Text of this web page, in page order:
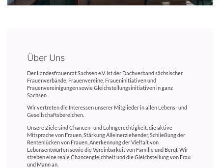
Über Uns
Der Landesfrauenrat Sachsen e.V. ist der Dachverband sächsischer
Frauenverbände, Frauenvereine, Fraueninitiativen und
Frauenvereinigungen sowie Gleichstellungsinitiativen in ganz
Sachsen.
Wir vertreten die Interessen unserer Mitglieder in allen Lebens- und
Gesellschaftsbereichen.
Unsere Ziele sind Chancen- und Lohngerechtigkeit, die aktive
Mitsprache von Frauen, Stärkung Alleinerziehender, Schließung der
Rentenlücken von Frauen, Anerkennung der Vielfalt von
Lebensentwürfen sowie die Vereinbarkeit von Familie und Beruf. Wir
streben eine reale Chancengleichheit und die Gleichstellung von Frau
und Mann an.